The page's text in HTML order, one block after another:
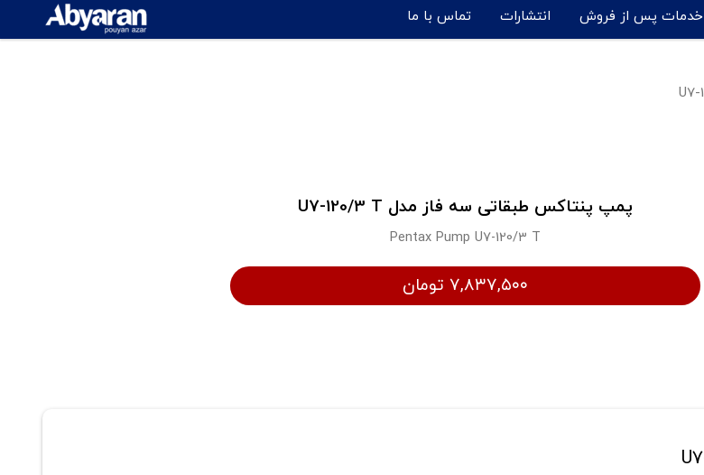
خدمات پس از فروش انتشارات تماس با ما
پمپ پنتاکس طبقاتی سه فاز مدل U7-120/3 T
Pentax Pump U7-120/3 T
۷,۸۳۷,۵۰۰ تومان